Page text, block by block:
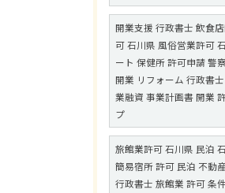
開業支援 行政書士 飲食
可 石川県 風俗営業許可
ート 保健所 許可申請 警
開業 リフォーム 行政書
業融資 事業計画書 開業
プ
旅館業許可 石川県 民泊
簡易宿所 許可 民泊 不動
行政書士 旅館業 許可 条